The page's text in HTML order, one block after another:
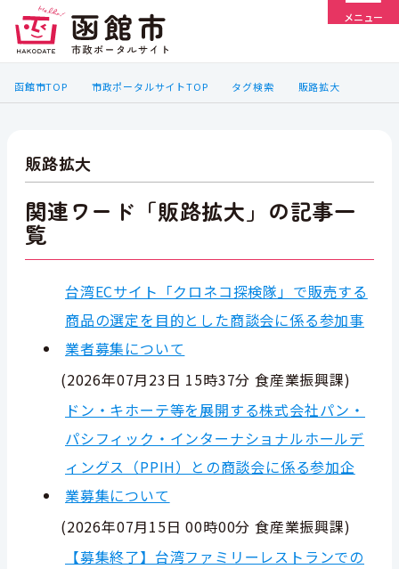
メニュー
函館市TOP 市政ポータルサイトTOP タグ検索 販路拡大
販路拡大
関連ワード「販路拡大」の記事一
覧
台湾ECサイト「クロネコ探検隊」で販売する
商品の選定を目的とした商談会に係る参加事
業者募集について
(2026年07月23日 15時37分 食産業振興課)
ドン・キホーテ等を展開する株式会社パン・
パシフィック・インターナショナルホールデ
ィングス（PPIH）との商談会に係る参加企
業募集について
(2026年07月15日 00時00分 食産業振興課)
【募集終了】台湾ファミリーレストランでの